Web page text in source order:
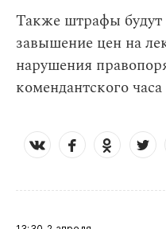
Также штрафы будут
завышение цен на
нарушения
комендантского